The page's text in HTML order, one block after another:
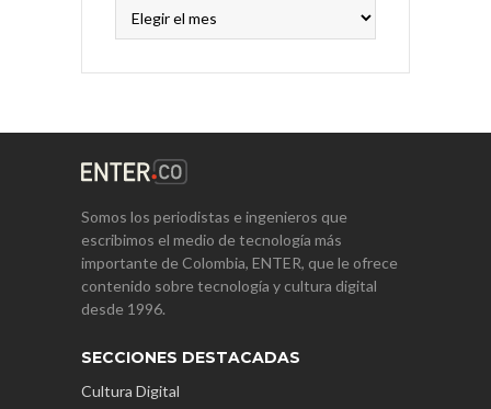
Somos los periodistas e ingenieros que
escribimos el medio de tecnología más
importante de Colombia, ENTER, que le ofrece
contenido sobre tecnología y cultura digital
desde 1996.
SECCIONES DESTACADAS
Cultura Digital